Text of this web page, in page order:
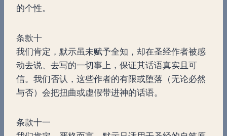
的个性。
条款十
我们肯定，默示虽未赋予全知，却在圣经作者被感
动去说、去写的一切事上，保证其话语真实且可
信。我们否认，这些作者的有限或堕落（无论必然
与否）会把扭曲或虚假带进神的话语。
条款十一